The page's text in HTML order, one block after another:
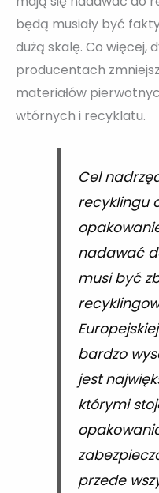
będą musiały być
dużą skalę. Co więcej,
producentach
materiałów
wtórnych i recyklatu.
Cel
recyklingu
nadawać
musi być
bardzo
jest
którymi
przede